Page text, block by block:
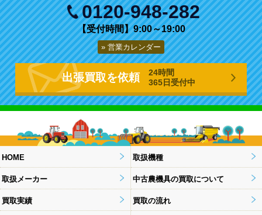
0120-948-282
【受付時間】9:00～19:00
営業カレンダー
出張買取を依頼
24時間
365日受付中
HOME 取扱機種
取扱メーカー 中古農機具の買取について
買取実績 買取の流れ